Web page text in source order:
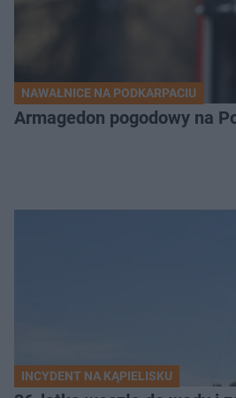
NAWAŁNICE NA PODKARPACIU
Armagedon pogodowy na
INCYDENT NA KĄPIELISKU